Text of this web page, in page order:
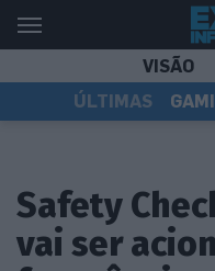
VISÃO
ÚLTIMAS
Safety
vai ser